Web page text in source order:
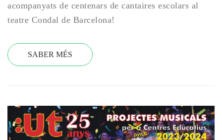
acompanyats de centenars de cantaires escolars al
teatre Condal de Barcelona!
SABER MÉS